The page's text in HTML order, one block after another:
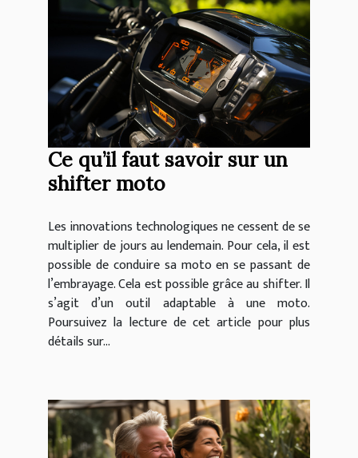
Ce qu’il faut savoir sur un
shifter moto
Les innovations technologiques ne cessent de se
multiplier de jours au lendemain. Pour cela, il est
possible de conduire sa moto en se passant de
l’embrayage. Cela est possible grâce au shifter. Il
s’agit d’un outil adaptable à une moto.
Poursuivez la lecture de cet article pour plus
détails sur...